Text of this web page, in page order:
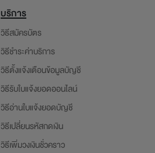
บริการ
วิธีสมัครบัตร
วิธีชำระค่าบริการ
วิธีตั้งแจ้งเตือนข้อมูลบัญชี
วิธีรับใบแจ้งยอดออนไลน์
วิธีอ่านใบแจ้งยอดบัญชี
วิธีเปลี่ยนรหัสกดเงิน
วิธีเพิ่มวงเงินชั่วคราว